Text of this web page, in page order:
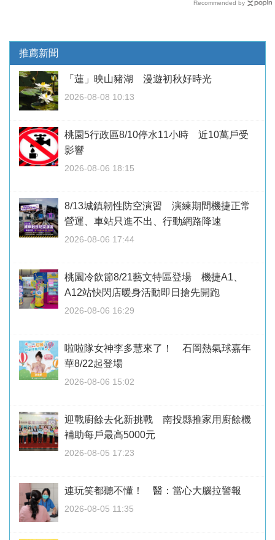
Recommended by
推薦新聞
「蓮」映山豬湖 漫遊初秋好時光
2026-08-08 10:13
桃園5行政區8/10停水11小時 近10萬戶受
影響
2026-08-06 18:15
8/13城鎮韌性防空演習 演練期間機捷正常
營運、車站只進不出、行動網路降速
2026-08-06 17:44
桃園冷飲節8/21藝文特區登場 機捷A1、
A12站快閃店暖身活動即日搶先開跑
2026-08-06 16:29
啦啦隊女神李多慧來了！ 石岡熱氣球嘉年
華8/22起登場
2026-08-06 15:02
迎戰廚餘去化新挑戰 南投縣推家用廚餘機
補助每戶最高5000元
2026-08-05 17:23
連玩笑都聽不懂！ 醫：當心大腦拉警報
2026-08-05 11:35